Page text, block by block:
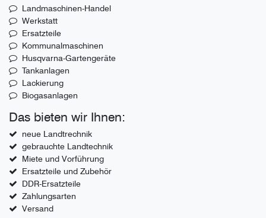
Landmaschinen-Handel
Werkstatt
Ersatzteile
Kommunalmaschinen
Husqvarna-Gartengeräte
Tankanlagen
Lackierung
Biogasanlagen
Das bieten wir Ihnen:
neue Landtrechnik
gebrauchte Landtechnik
Miete und Vorführung
Ersatzteile und Zubehör
DDR-Ersatzteile
Zahlungsarten
Versand